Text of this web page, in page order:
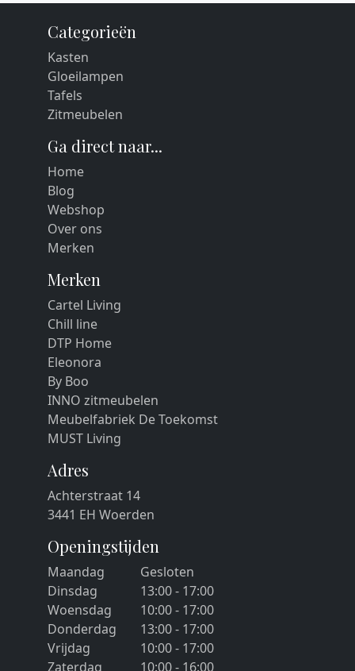
Categorieën
Kasten
Gloeilampen
Tafels
Zitmeubelen
Ga direct naar...
Home
Blog
Webshop
Over ons
Merken
Merken
Cartel Living
Chill line
DTP Home
Eleonora
By Boo
INNO zitmeubelen
Meubelfabriek De Toekomst
MUST Living
Adres
Achterstraat 14
3441 EH Woerden
Openingstijden
Maandag
Gesloten
Dinsdag
13:00 - 17:00
Woensdag
10:00 - 17:00
Donderdag
13:00 - 17:00
Vrijdag
10:00 - 17:00
Zaterdag
10:00 - 16:00